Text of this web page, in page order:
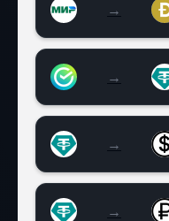
→
МИР RUB на
→
Сбер RUB на
→
Tether USDT
→